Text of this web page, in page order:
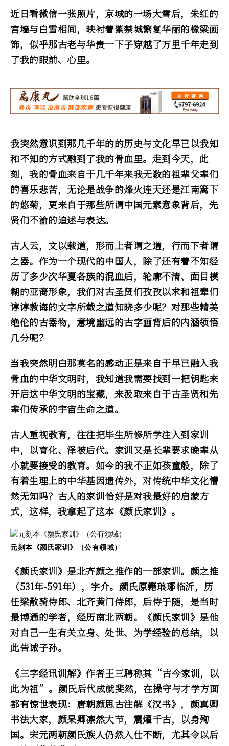
近日看微信一张照片，京城的一场大雪后，朱红的
宫墙与白雪相间，映衬着紫禁城繁复华丽的椽梁画
饰，似乎那古老与华贵一下子穿越了万里千年走到
了我的眼前、心里。
我突然意识到那几千年的的历史与文化早已以我知
和不知的方式融到了我的骨血里。走到今天，此
刻，我的骨血来自于几千年来我无数的祖辈父辈们
的喜乐悲苦，无论是战争的烽火连天还是江南篱下
的悠菊，更来自于那些所谓中国元素意象背后，先
贤们不渝的追述与表达。
古人云，文以载道，形而上者谓之道，行而下者谓
之器。作为一个现代的中国人，除了还有着不知经
历了多少次华夏各族的混血后，轮廓不清、面目模
糊的亚裔形象，我们对古圣贤们孜孜以求和祖辈们
谆谆教诲的文字所载之道知晓多少呢？对那些精美
绝伦的古器物，意境幽远的古字画背后的内涵领悟
几分呢？
当我突然明白那莫名的感动正是来自于早已融入我
骨血的中华文明时，我知道我需要找到一把钥匙来
开启这中华文明的宝藏，来汲取来自于古圣贤和先
辈们传承的宇宙生命之道。
古人重视教育，往往把毕生所修所学注入到家训
中，以育化、泽被后代。家训又是长辈要求晚辈从
小就要接受的教育。如今的我不正如孩童般，除了
有着生理上的中华基因遗传外，对传统中华文化懵
然无知吗？古人的家训恰好是对我最好的启蒙方
式，这样，我拿起了这本《颜氏家训》。
元刻本《颜氏家训》（公有领域）
《颜氏家训》是北齐颜之推作的一部家训。颜之推
（531年-591年），字介。颜氏原籍琅琊临沂，历
任梁散骑侍郎、北齐黄门侍郎，后侍于随，是当时
最博通的学者，经历南北两朝。《颜氏家训》是他
对自己一生有关立身、处世、为学经验的总结，以
此告诫子孙。
《三字经讯训解》作者王三聘称其“古今家训，以
此为祖”。颜氏后代成就斐然，在操守与才学方面
都有惊世表现：唐朝颜思古注解《汉书》，颜真卿
书法大家，颜杲卿凛然大节，震燿千古，以身殉
国。宋元两朝颜氏族人仍然入仕不断，尤其令以后